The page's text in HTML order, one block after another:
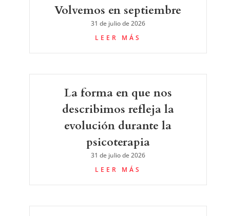
Volvemos en septiembre
31 de julio de 2026
LEER MÁS
La forma en que nos
describimos refleja la
evolución durante la
psicoterapia
31 de julio de 2026
LEER MÁS